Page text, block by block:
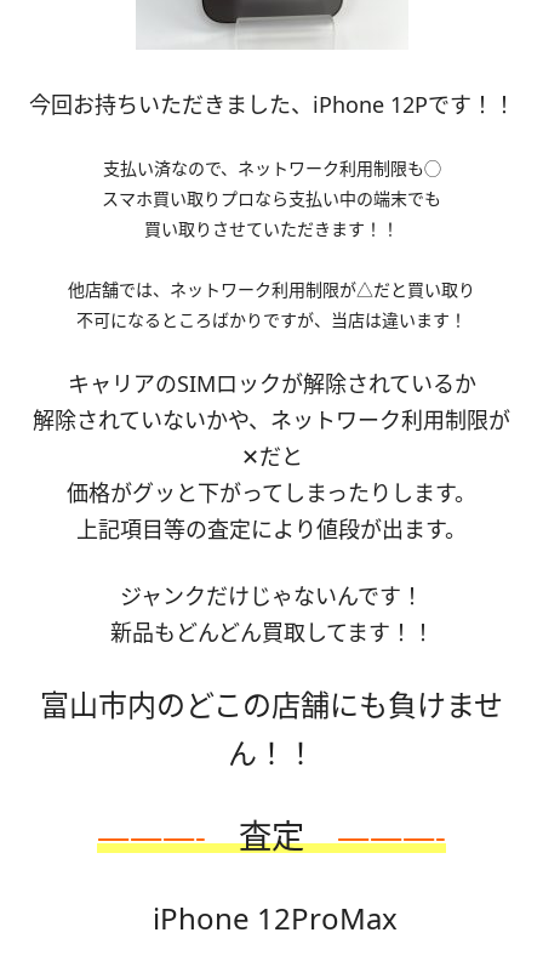
今回お持ちいただきました、iPhone 12Pです！！
支払い済なので、ネットワーク利用制限も◯
スマホ買い取りプロなら支払い中の端末でも
買い取りさせていただきます！！
他店舗では、ネットワーク利用制限が△だと買い取り
不可になるところばかりですが、当店は違います！
キャリアのSIMロックが解除されているか
解除されていないかや、 ネットワーク利用制限が
✕だと
価格がグッと下がってしまったりします。
上記項目等の査定により値段が出ます。
ジャンクだけじゃないんです！
新品もどんどん買取してます！！
富山市内のどこの店舗にも負けませ
ん！！
———-査定———-
iPhone 12ProMax